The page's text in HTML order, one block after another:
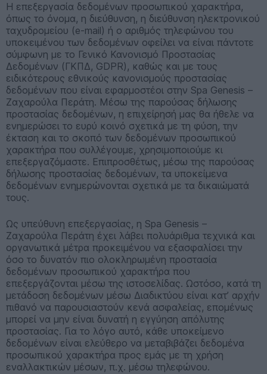
Η επεξεργασία δεδομένων προσωπικού χαρακτήρα,
όπως το όνομα, η διεύθυνση, η διεύθυνση ηλεκτρονικού
ταχυδρομείου (e-mail) ή ο αριθμός τηλεφώνου του
υποκειμένου των δεδομένων οφείλει να είναι πάντοτε
σύμφωνη με το Γενικό Κανονισμό Προστασίας
Δεδομένων (ΓΚΠΔ, GDPR), καθώς και με τους
ειδικότερους εθνικούς κανονισμούς προστασίας
δεδομένων που είναι εφαρμοστέοι στην Spa Genesis –
Ζαχαρούλα Περάτη. Μέσω της παρούσας δήλωσης
προστασίας δεδομένων, η επιχείρησή μας θα ήθελε να
ενημερώσει το ευρύ κοινό σχετικά με τη φύση, την
έκταση και το σκοπό των δεδομένων προσωπικού
χαρακτήρα που συλλέγουμε, χρησιμοποιούμε κι
επεξεργαζόμαστε. Επιπροσθέτως, μέσω της παρούσας
δήλωσης προστασίας δεδομένων, τα υποκείμενα
δεδομένων ενημερώνονται σχετικά με τα δικαιώματά
τους.
Ως υπεύθυνη επεξεργασίας, η Spa Genesis –
Ζαχαρούλα Περάτη έχει λάβει πολυάριθμα τεχνικά και
οργανωτικά μέτρα προκειμένου να εξασφαλίσει την
όσο το δυνατόν πιο ολοκληρωμένη προστασία
δεδομένων προσωπικού χαρακτήρα που
επεξεργάζονται μέσω της ιστοσελίδας. Ωστόσο, κατά τη
μετάδοση δεδομένων μέσω Διαδικτύου είναι κατ’ αρχήν
πιθανό να παρουσιαστούν κενά ασφαλείας, επομένως
μπορεί να μην είναι δυνατή η εγγύηση απόλυτης
προστασίας. Για το λόγο αυτό, κάθε υποκείμενο
δεδομένων είναι ελεύθερο να μεταβιβάζει δεδομένα
προσωπικού χαρακτήρα προς εμάς με τη χρήση
εναλλακτικών μέσων, π.χ. μέσω τηλεφώνου.